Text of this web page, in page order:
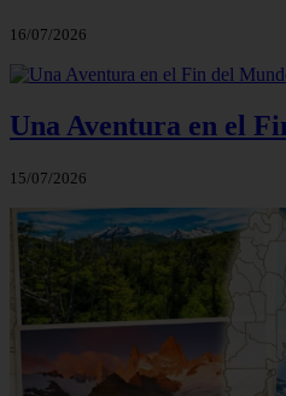
16/07/2026
Una Aventura en el
15/07/2026